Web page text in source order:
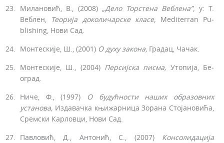
Милановић, В., (2008) „Дело Торстена Веблена”, у: Т.
Веблен, Теорија доколичарске класе, Mediterran Pu­
blishing, Нови Сад.
Монтескије, Ш., (2001) О духу закона, Градац, Чачак.
Монтескије, Ш., (2004) Персијска писма, Утопија, Бе­
оград.
Ниче, Ф., (1997)
О будућности наших образовних
установа, Издавачка књижарница Зорана Стојановића,
Сремски Карловци, Нови Сад.
Павловић, Д., Антонић, С., (2007) Консолидација